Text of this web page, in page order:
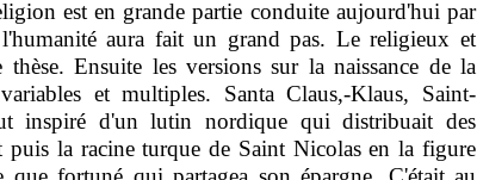
est en grande partie conduite aujourd'hui par
aura fait un grand pas. Le religieux et
Ensuite les versions sur la naissance de la
et multiples. Santa Claus,-Klaus, Saint-
inspiré d'un lutin nordique qui distribuait des
puis la racine turque de Saint Nicolas en la figure